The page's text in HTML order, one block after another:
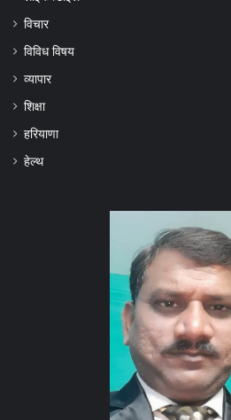
विचार
विविध विषय
व्यापार
शिक्षा
हरियाणा
हेल्‍थ